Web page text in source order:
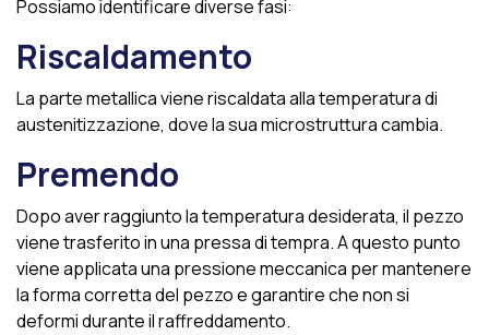
Possiamo identificare diverse fasi:
Riscaldamento
La parte metallica viene riscaldata alla temperatura di
austenitizzazione, dove la sua microstruttura cambia.
Premendo
Dopo aver raggiunto la temperatura desiderata, il pezzo
viene trasferito in una pressa di tempra. A questo punto
viene applicata una pressione meccanica per mantenere
la forma corretta del pezzo e garantire che non si
deformi durante il raffreddamento.